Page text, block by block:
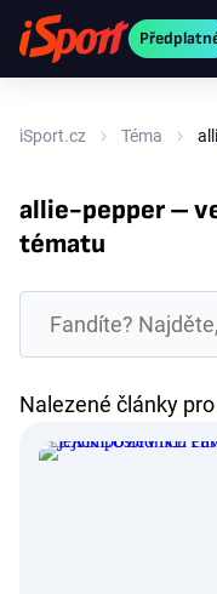
iSport.cz Téma
allie-pepper –
tématu
Nalezené články